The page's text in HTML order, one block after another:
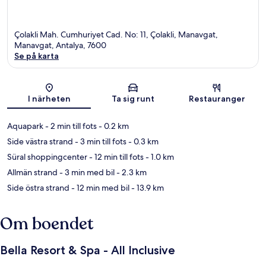
Çolakli Mah. Cumhuriyet Cad. No: 11, Çolakli, Manavgat,
Manavgat, Antalya, 7600
Se på karta
I närheten Ta sig runt Restauranger
Aquapark- 2 min till fots- 0.2 km
Side västra strand - 3 min till fots- 0.3 km
Süral shoppingcenter- 12 min till fots- 1.0 km
Allmän strand - 3 min med bil- 2.3 km
Side östra strand - 12 min med bil- 13.9 km
Om boendet
Bella Resort & Spa - All Inclusive